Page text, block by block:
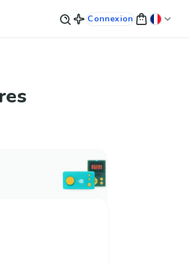
Connexion